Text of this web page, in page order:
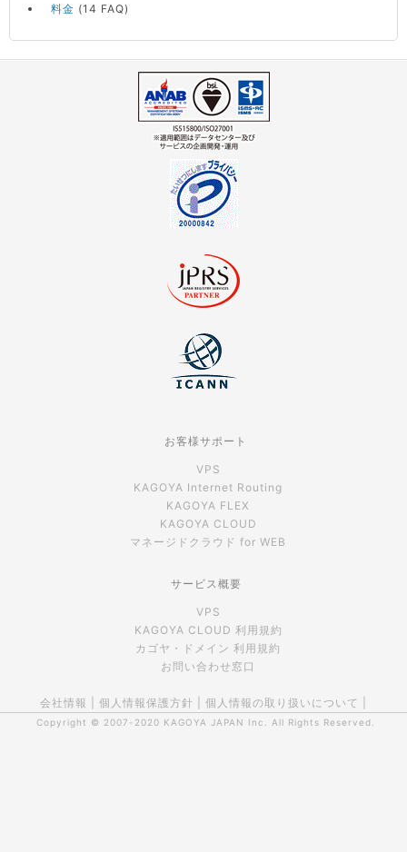
料金 (14 FAQ)
お客様サポート
VPS
KAGOYA Internet Routing
KAGOYA FLEX
KAGOYA CLOUD
マネージドクラウド for WEB
サービス概要
VPS
KAGOYA CLOUD 利用規約
カゴヤ・ドメイン 利用規約
お問い合わせ窓口
会社情報 個人情報保護方針 個人情報の取り扱いについて
Copyright © 2007-2020 KAGOYA JAPAN Inc. All Rights Reserved.